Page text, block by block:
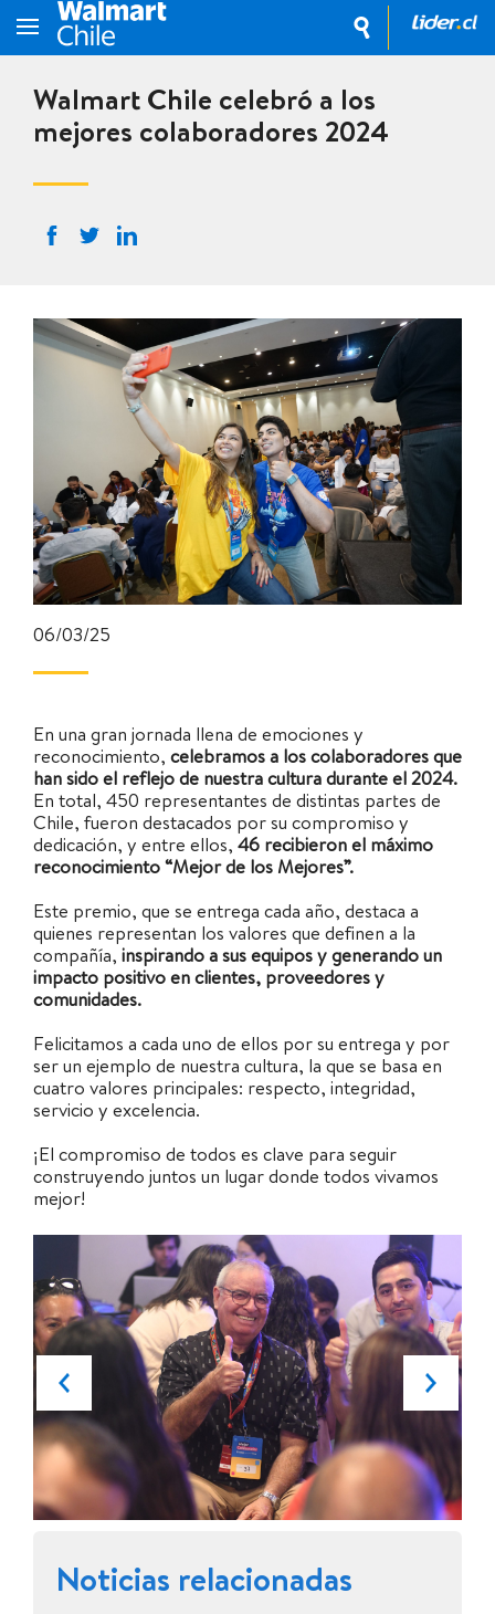
Walmart Chile celebró a los
mejores colaboradores 2024
06/03/25
En una gran jornada llena de emociones y
reconocimiento, celebramos a los colaboradores que
han sido el reflejo de nuestra cultura durante el 2024.
En total, 450 representantes de distintas partes de
Chile, fueron destacados por su compromiso y
dedicación, y entre ellos, 46 recibieron el máximo
reconocimiento “Mejor de los Mejores”.
Este premio, que se entrega cada año, destaca a
quienes representan los valores que definen a la
compañía, inspirando a sus equipos y generando un
impacto positivo en clientes, proveedores y
comunidades.
Felicitamos a cada uno de ellos por su entrega y por
ser un ejemplo de nuestra cultura, la que se basa en
cuatro valores principales: respecto, integridad,
servicio y excelencia.
¡El compromiso de todos es clave para seguir
construyendo juntos un lugar donde todos vivamos
mejor!
Noticias relacionadas